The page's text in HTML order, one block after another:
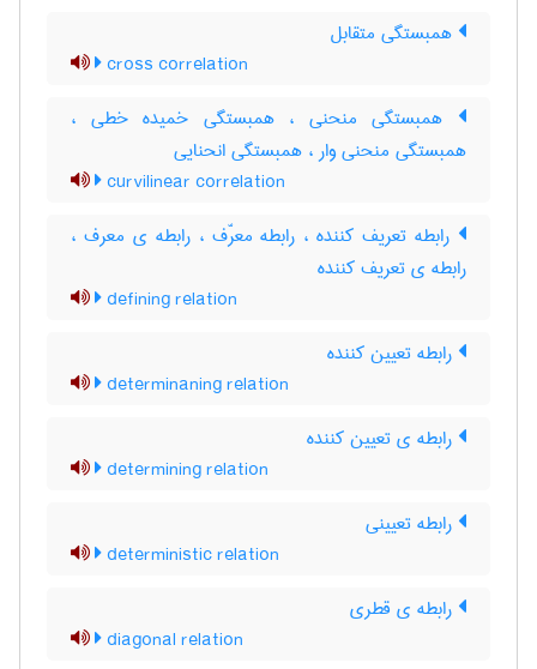
همبستگی متقابل
cross correlation
همبستگی منحنی ، همبستگی خمیده خطی ،
همبستگی منحنی وار ، همبستگی انحنایی
curvilinear correlation
رابطه تعریف کننده ، رابطه معرّف ، رابطه ی معرف ،
رابطه ی تعریف کننده
defining relation
رابطه تعیین کننده
determinaning relation
رابطه ی تعیین کننده
determining relation
رابطه تعیینی
deterministic relation
رابطه ی قطری
diagonal relation